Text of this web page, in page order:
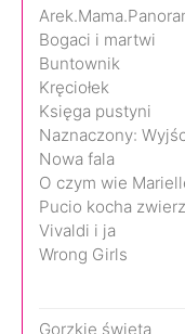
Bogaci i martwi
Buntownik
Kręciołek
Księga pustyni
Naznaczony:
Nowa fala
O czym wie
Pucio kocha
Vivaldi i ja
Wrong Girls
Gorzkie święta